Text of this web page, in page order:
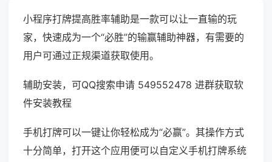
小程序打牌提高胜率辅助是一款可以让一直输的玩
家，快速成为一个“必胜”的输赢辅助神器，有需要的
用户可通过正规渠道获取使用。
辅助安装，可QQ搜索申请 549552478 进群获取软
件安装教程
手机打牌可以一键让你轻松成为“必赢”。其操作方式
十分简单，打开这个应用便可以自定义手机打牌系统